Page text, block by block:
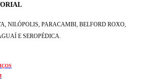
NILÓPOLIS, PARACAMBI, BELFORD ROXO,
E SEROPÉDICA.